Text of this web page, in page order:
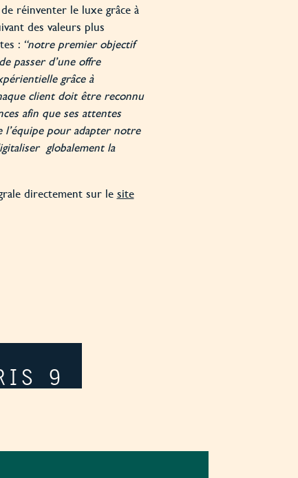
réinventer le luxe grâce à
des valeurs plus
: “notre premier objectif
passer d’une offre
grâce à
client doit être reconnu
afin que ses attentes
l’équipe pour adapter notre
globalement la
directement sur le site
9